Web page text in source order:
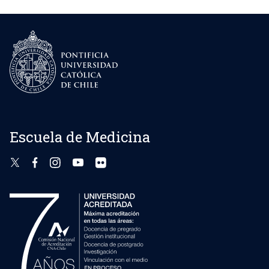
odontología 6° año.
Docencia clínica en programa de especialidad
en Cirugía y Traumatología Buco Maxilofacial
Maxilofac. 2021;43(4):149-155
2021: Ramírez S. Hernán, Rojas C. Francisco,
Teuber L. Cristián, Foncea R. Camila, Goñi E.
Ignacio, Vargas D. Álex. Tratamiento de la
estadios II y III. Rev. Otorrinolaringol. Cir. Cabeza
Prevalencia de osteonecrosis de los maxilares
asociada a medicamentos en pacientes tratados
con bifosfonatos intravenosos: análisis
epidemiológico en Centro del Cáncer – Red de
Salud UC-CHRISTUS. Rev. Otorrinolaringol. Cir.
Escuela de Medicina